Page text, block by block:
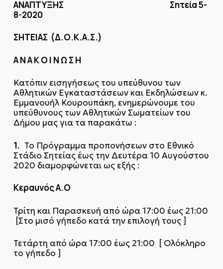
ΑΝΑΠΤΥΞΗΣ Σητεία 5-
8-2020
ΣΗΤΕΙΑΣ (Δ.Ο.Κ.Α.Σ.)
Α Ν Α Κ Ο Ι Ν Ω Σ Η
Κατόπιν εισηγήσεως του υπεύθυνου των
Αθλητικών Εγκαταστάσεων και Εκδηλώσεων κ.
Εμμανουήλ Κουρουπάκη, ενημερώνουμε του
υπεύθυνους των Αθλητικών Σωματείων του
Δήμου μας για τα παρακάτω :
1. Το Πρόγραμμα προπονήσεων στο Εθνικό
Στάδιο Σητείας έως την Δευτέρα 10 Αυγούστου
2020 διαμορφώνεται ως εξής :
Κεραυνός Α.Ο
Τρίτη και Παρασκευή από ώρα 17:00 έως 21:00
[Στο μισό γήπεδο κατά την επιλογή τους ]
Τετάρτη από ώρα 17:00 έως 21:00 [ Ολόκληρο
το γήπεδο ]